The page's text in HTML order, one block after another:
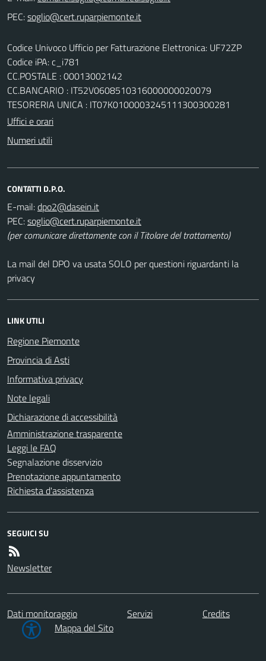
PEC:
Codice Univoco Ufficio per Fatturazione Elettronica: UF72ZP
Codice iPA: c_i781
CC.POSTALE : 00013002142
CC.BANCARIO : IT52V0608510316000000020079
TESORERIA UNICA : IT07K0100003245111300300281
Uffici e orari
Numeri utili
CONTATTI D.P.O.
E-mail:
PEC:
(per comunicare direttamente con il Titolare del trattamento)
La mail del DPO va usata SOLO per questioni riguardanti la
privacy
LINK UTILI
Regione Piemonte
Provincia di Asti
Informativa privacy
Note legali
Dichiarazione di accessibilità
Amministrazione trasparente
Leggi le FAQ
Segnalazione disservizio
Prenotazione appuntamento
Richiesta d'assistenza
SEGUICI SU
Newsletter
Dati monitoraggio Servizi
Credits
Mappa del Sito